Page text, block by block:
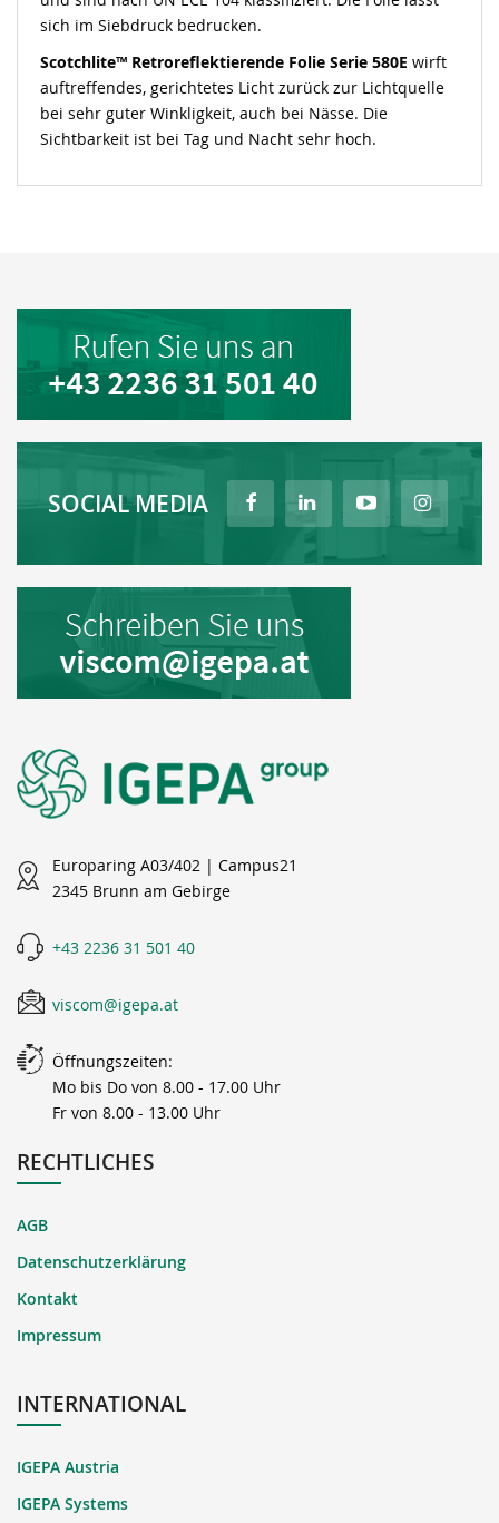
sich im Siebdruck bedrucken.
Scotchlite™ Retroreflektierende Folie Serie 580E wirft
auftreffendes, gerichtetes Licht zurück zur Lichtquelle
bei sehr guter Winkligkeit, auch bei Nässe. Die
Sichtbarkeit ist bei Tag und Nacht sehr hoch.
SOCIAL MEDIA
Europaring A03/402 | Campus21
2345 Brunn am Gebirge
+43 2236 31 501 40
viscom@igepa.at
Öffnungszeiten:
Mo bis Do von 8.00 - 17.00 Uhr
Fr von 8.00 - 13.00 Uhr
RECHTLICHES
AGB
Datenschutzerklärung
Kontakt
Impressum
INTERNATIONAL
IGEPA Austria
IGEPA Systems